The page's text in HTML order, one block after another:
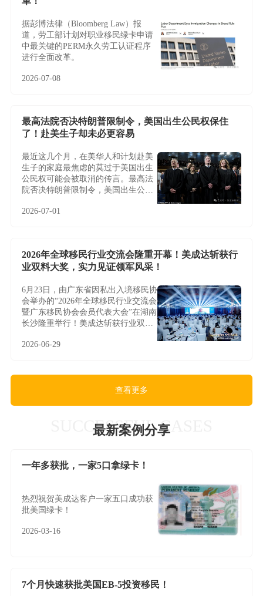
据彭博法律（Bloomberg Law）报
道，劳工部计划对职业移民绿卡申请
中最关键的PERM永久劳工认证程序
进行全面改革。
2026-07-08
最高法院否决特朗普限制令，美国出生公民权保住
了！赴美生子却未必更容易
最近这几个月，在美华人和计划赴美
生子的家庭最焦虑的莫过于美国出生
公民权可能会被取消的传言。最高法
院否决特朗普限制令，美国出生公民
2026-07-01
2026年全球移民行业交流会隆重开幕！美成达斩获行
业双料大奖，实力见证领军风采！
6月23日，由广东省因私出入境移民协
会举办的“2026年全球移民行业交流会
暨广东移民协会会员代表大会”在湖南
长沙隆重举行！美成达斩获行业双料
2026-06-29
查看更多
SUCCESSFUL CASES
最新案例分享
一年多获批，一家5口拿绿卡！
热烈祝贺美成达客户一家五口成功获
批美国绿卡！
2026-03-16
7个月快速获批美国EB-5投资移民！